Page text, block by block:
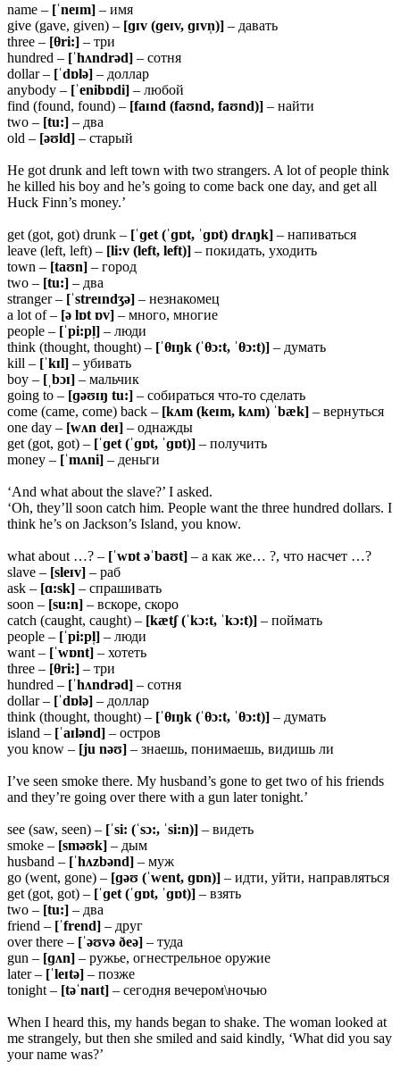
name – [ˈneɪm] – имя
give (gave, given) – [ɡɪv (ɡeɪv, ɡɪvn̩)] – давать
three – [θri:] – три
hundred – [ˈhʌndrəd] – сотня
dollar – [ˈdɒlə] – доллар
anybody – [ˈenibɒdi] – любой
find (found, found) – [faɪnd (faʊnd, faʊnd)] – найти
two – [tu:] – два
old – [əʊld] – старый
He got drunk and left town with two strangers. A lot of people think
he killed his boy and he’s going to come back one day, and get all
Huck Finn’s money.’
get (got, got) drunk – [ˈɡet (ˈɡɒt, ˈɡɒt) drʌŋk] – напиваться
leave (left, left) – [li:v (left, left)] – покидать, уходить
town – [taʊn] – город
two – [tu:] – два
stranger – [ˈstreɪndʒə] – незнакомец
a lot of – [ə lɒt ɒv] – много, многие
people – [ˈpi:pl̩] – люди
think (thought, thought) – [ˈθɪŋk (ˈθɔ:t, ˈθɔ:t)] – думать
kill – [ˈkɪl] – убивать
boy – [ˌbɔɪ] – мальчик
going to – [ɡəʊɪŋ tu:] – собираться что-то сделать
come (came, come) back – [kʌm (keɪm, kʌm) ˈbæk] – вернуться
one day – [wʌn deɪ] – однажды
get (got, got) – [ˈɡet (ˈɡɒt, ˈɡɒt)] – получить
money – [ˈmʌni] – деньги
‘And what about the slave?’ I asked.
‘Oh, they’ll soon catch him. People want the three hundred dollars. I
think he’s on Jackson’s Island, you know.
what about …? – [ˈwɒt əˈbaʊt] – а как же… ?, что насчет …?
slave – [sleɪv] – раб
ask – [ɑ:sk] – спрашивать
soon – [su:n] – вскоре, скоро
catch (caught, caught) – [kætʃ (ˈkɔ:t, ˈkɔ:t)] – поймать
people – [ˈpi:pl̩] – люди
want – [ˈwɒnt] – хотеть
three – [θri:] – три
hundred – [ˈhʌndrəd] – сотня
dollar – [ˈdɒlə] – доллар
think (thought, thought) – [ˈθɪŋk (ˈθɔ:t, ˈθɔ:t)] – думать
island – [ˈaɪlənd] – остров
you know – [ju nəʊ] – знаешь, понимаешь, видишь ли
I’ve seen smoke there. My husband’s gone to get two of his friends
and they’re going over there with a gun later tonight.’
see (saw, seen) – [ˈsi: (ˈsɔ:, ˈsi:n)] – видеть
smoke – [sməʊk] – дым
husband – [ˈhʌzbənd] – муж
go (went, gone) – [ɡəʊ (ˈwent, ɡɒn)] – идти, уйти, направляться
get (got, got) – [ˈɡet (ˈɡɒt, ˈɡɒt)] – взять
two – [tu:] – два
friend – [ˈfrend] – друг
over there – [ˈəʊvə ðeə] – туда
gun – [ɡʌn] – ружье, огнестрельное оружие
later – [ˈleɪtə] – позже
tonight – [təˈnaɪt] – сегодня вечером\ночью
When I heard this, my hands began to shake. The woman looked at
me strangely, but then she smiled and said kindly, ‘What did you say
your name was?’